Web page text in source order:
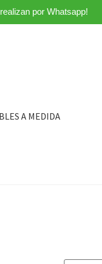
por Whatsapp!
A MEDIDA